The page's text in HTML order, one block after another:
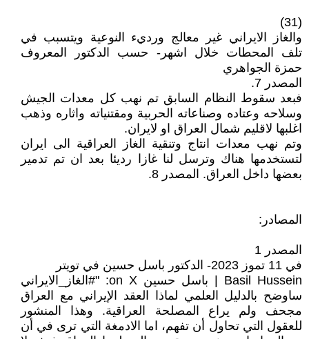
(31)
والغاز الايراني غير معالج ورديء النوعية ويتسبب في
تلف المحطات خلال اشهر- حسب الدكتور المعروف
حمزة الجواهري
المصدر 7.
فبعد سقوط النظام السابق تم نهب كل معدات الجيش
وسلاحه وعتاده وصناعاته الحربية ومقتنياته واثاره وذهب
اغلبها لاقليم شمال العراق او لايران.
وتم نهب معدات انتاج وتنقية الغاز العراقية الى ايران
لتستخدمها هناك وترسل لنا غازا رديئا بعد ان تم تدمير
بعضها داخل العراق. المصدر 8.
المصادر:
المصدر 1
في 11 تموز 2023- الدكتور باسل حسين في تويتر
Basil Hussein | باسل حسين on X: "#الغاز_الايراني
ساوضح بالدليل العلمي لماذا العقد الإيراني مع العراق
مجحف ولم يراع المصلحة العراقية. وهذا المنشور
للعقول التي تحاول أن تفهم، اما الادمغة التي ترى في أن